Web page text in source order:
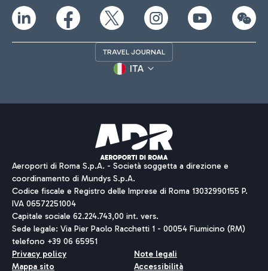
TRAVEL JOURNAL
ITA
Aeroporti di Roma S.p.A. - Società soggetta a direzione e
coordinamento di Mundys S.p.A.
Codice fiscale e Registro delle Imprese di Roma 13032990155 P.
IVA 06572251004
Capitale sociale 62.224.743,00 int. vers.
Sede legale: Via Pier Paolo Racchetti 1 - 00054 Fiumicino (RM)
telefono +39 06 65951
Privacy policy
Note legali
Mappa sito
Accessibilità